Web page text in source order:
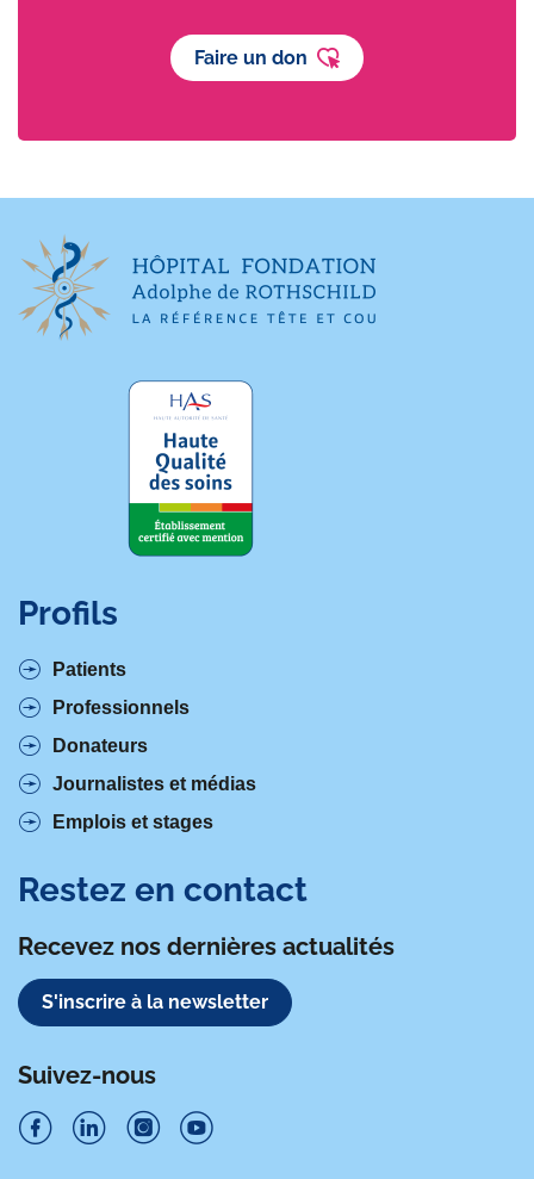
Faire un don
Profils
Patients
Professionnels
Donateurs
Journalistes et médias
Emplois et stages
Restez en contact
Recevez nos dernières actualités
S'inscrire à la newsletter
Suivez-nous